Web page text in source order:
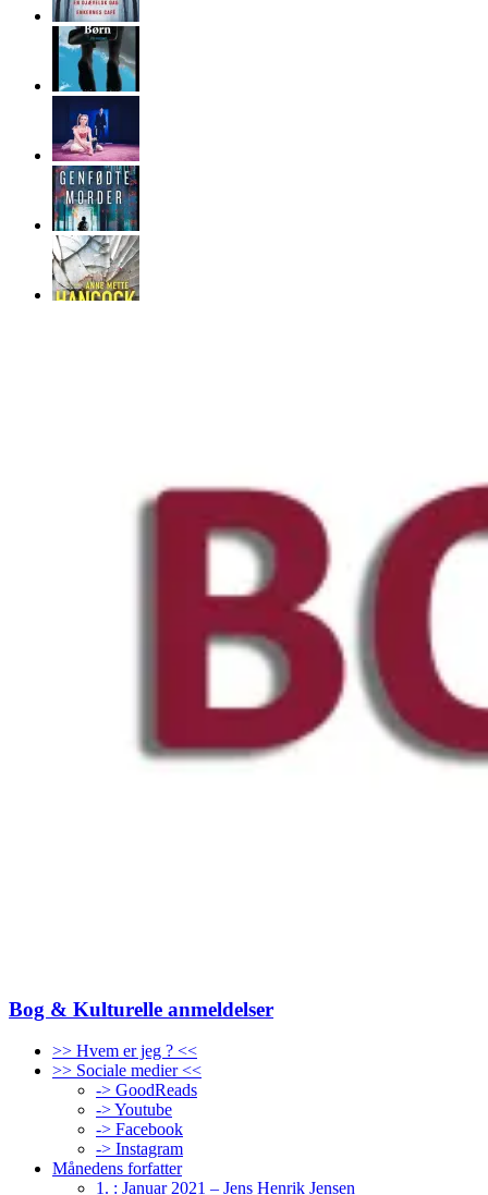
Bog & Kulturelle anmeldelser
>> Hvem er jeg ? <<
>> Sociale medier <<
-> GoodReads
-> Youtube
-> Facebook
-> Instagram
Månedens forfatter
1. : Januar 2021 – Jens Henrik Jensen